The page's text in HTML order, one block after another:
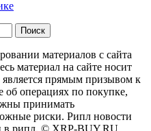
материалов с сайта
материал на сайте носит
является прямым призывом к
операциях по покупке,
принимать
риски. Рипл новости